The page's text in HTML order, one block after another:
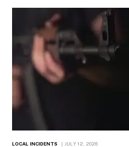
LOCAL INCIDENTS JULY 12, 2026